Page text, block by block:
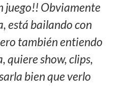
juego!! Obviamente
está bailando con
también entiendo
quiere show, clips,
bien que verlo